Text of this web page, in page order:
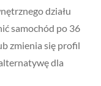
działu
samochód po 36
zmienia się profil
dla